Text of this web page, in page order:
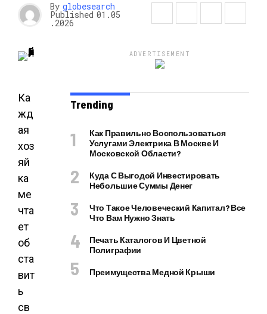
By globesearch
Published 01.05
.2026
Ка
жд
ая
хоз
яй
ка
ме
чта
ет
об
ста
вит
ь
св
ADVERTISEMENT
Trending
Как Правильно Воспользоваться
Услугами Электрика В Москве И
Московской Области?
Куда С Выгодой Инвестировать
Небольшие Суммы Денег
Что Такое Человеческий Капитал? Все
Что Вам Нужно Знать
Печать Каталогов И Цветной
Полиграфии
Преимущества Медной Крыши